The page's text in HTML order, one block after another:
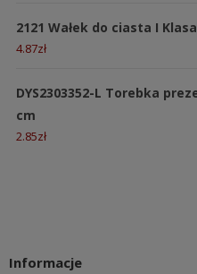
2121 Wałek do ciasta I Klasa
4.87zł
DYS2303352-L Torebka
cm
2.85zł
Informacje